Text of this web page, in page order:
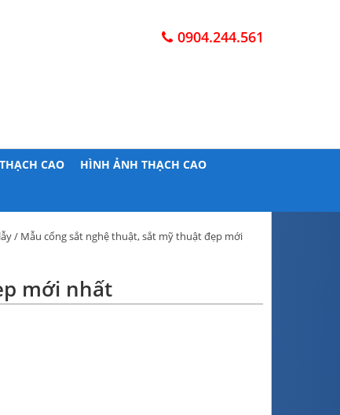
0904.244.561
CAO HÌNH ẢNH THẠCH CAO
/ Mẫu cổng sắt nghệ thuật, sắt mỹ thuật đẹp mới
mới nhất